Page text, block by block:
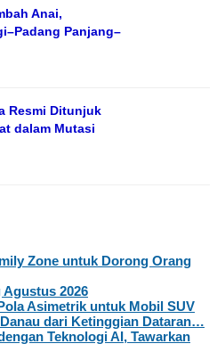
Anai,
Panjang–
Resmi Ditunjuk
dalam Mutasi
Zone untuk Dorong Orang
2026
Asimetrik untuk Mobil SUV
dari Ketinggian Dataran…
Teknologi AI, Tawarkan